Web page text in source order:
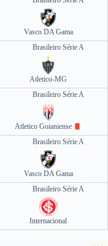
Vasco DA Gama
Brasileiro Série A
Atletico-MG
Brasileiro Série A
Atletico Goianiense
Brasileiro Série A
Vasco DA Gama
Brasileiro Série A
Internacional